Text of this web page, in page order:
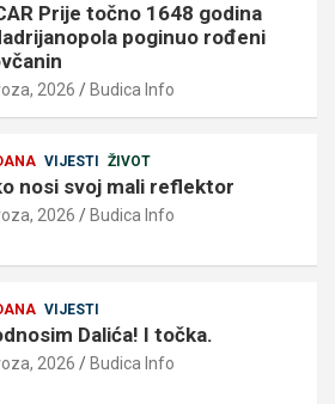
Prije točno 1648 godina
poginuo rođeni
2026 Budica Info
VIJESTI ŽIVOT
nosi svoj mali reflektor
2026 Budica Info
VIJESTI
Dalića! I točka.
2026 Budica Info